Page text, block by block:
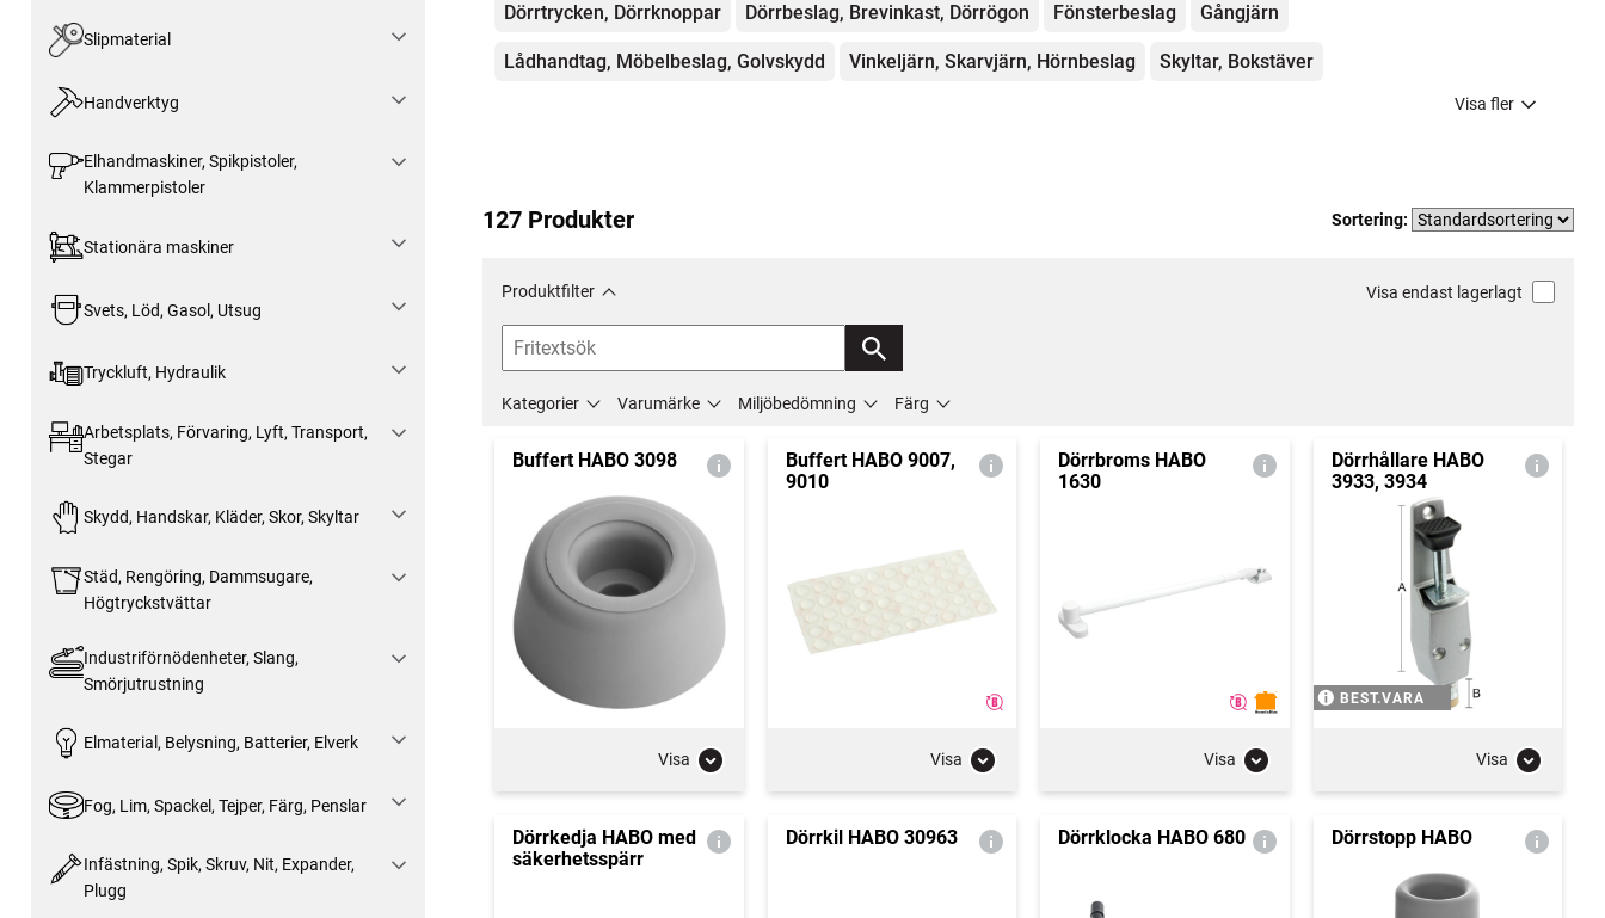
Slipmaterial
Handverktyg
Elhandmaskiner, Spikpistoler,
Klammerpistoler
Stationära maskiner
Svets, Löd, Gasol, Utsug
Tryckluft, Hydraulik
Arbetsplats, Förvaring, Lyft, Transport,
Stegar
Skydd, Handskar, Kläder, Skor, Skyltar
Städ, Rengöring, Dammsugare,
Högtryckstvättar
Industriförnödenheter, Slang,
Smörjutrustning
Elmaterial, Belysning, Batterier, Elverk
Fog, Lim, Spackel, Tejper, Färg, Penslar
Infästning, Spik, Skruv, Nit, Expander,
Plugg
Dörrtrycken, Dörrknoppar Dörrbeslag, Brevinkast, Dörrögon Fönsterbeslag Gångjärn
Lådhandtag, Möbelbeslag, Golvskydd Vinkeljärn, Skarvjärn, Hörnbeslag Skyltar, Bokstäver
Visa fler
127 Produkter Sortering:
Produktfilter Visa endast lagerlagt
Kategorier Varumärke Miljöbedömning Färg
Buffert HABO 3098
Visa
Buffert HABO 9007,
9010
Visa
Dörrbroms HABO
1630
Visa
Dörrhållare HABO
3933, 3934
BEST.VARA
Visa
Dörrkedja HABO med
säkerhetsspärr
Dörrkil HABO 30963 Dörrklocka HABO 680 Dörrstopp HABO